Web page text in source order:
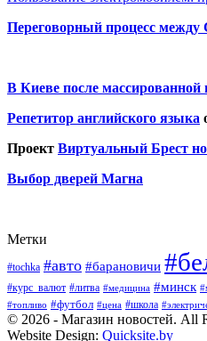
Переговорный процесс
В Киеве после
Репетитор английского языка
Проект Виртуальный Брест
Выбор дверей Магна
Метки
#tochka #авто #барановичи
#курс_валют #литва #медицина #минск
#топливо #футбол #цена #школа
© 2026 - Магазин новостей. All
Website Design: Quicksite.by